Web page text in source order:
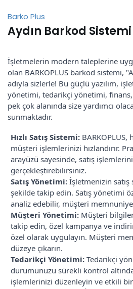
Barko Plus
Aydın Barkod Sistemi
İşletmelerin modern taleplerine
olan BARKOPLUS barkod sistemi,
adıyla sizlerle! Bu güçlü yazılım,
yönetimi, tedarikçi yönetimi,
pek çok alanında size yardımcı
sunmaktadır.
Hızlı Satış Sistemi:BARKOPLUS,
müşteri işlemlerinizi hızlandırır.
arayüzü sayesinde, satış
gerçekleştirebilirsiniz.
Satış Yönetimi:İşletmenizin satış
şekilde takip edin. Satış yönetimi
analiz edebilir, müşteri
Müşteri Yönetimi:Müşteri
takip edin, özel kampanya ve
özel olarak uygulayın. Müşteri
düzeye çıkarın.
Tedarikçi Yönetimi:Tedarikçi
durumunuzu sürekli kontrol
işlemlerinizi düzenleyin ve etkili